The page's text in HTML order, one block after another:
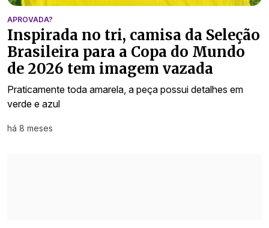
APROVADA?
Inspirada no tri, camisa da Seleção
Brasileira para a Copa do Mundo
de 2026 tem imagem vazada
Praticamente toda amarela, a peça possui detalhes em
verde e azul
há 8 meses